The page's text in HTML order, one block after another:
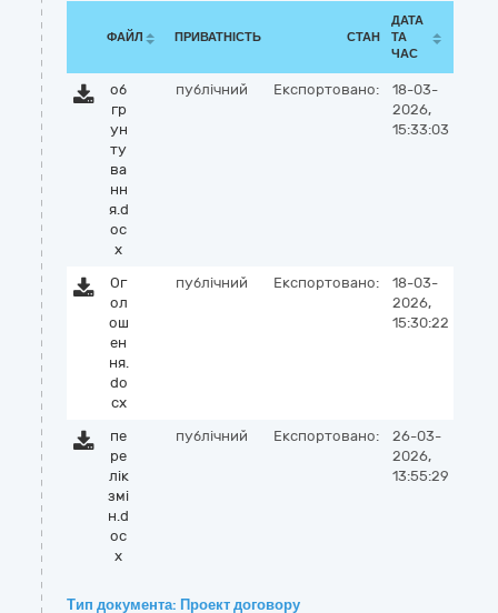
ФАЙЛ ПРИВАТНІСТЬ СТАН
ДАТА
ТА
ЧАС
об
гр
ун
ту
ва
нн
я.d
oc
x
публічний Експортовано:
18-03-
2026,
15:33:03
Ог
ол
ош
ен
ня.
do
cx
публічний Експортовано:
18-03-
2026,
15:30:22
пе
ре
лік
змі
н.d
oc
x
публічний Експортовано:
26-03-
2026,
13:55:29
Тип документа: Проект договору